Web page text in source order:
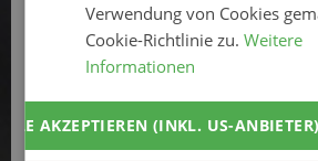
Anzahl der Erwachsenen*
Verwendung von Cookies
Cookie-Richtlinie zu.Weitere
Informationen
AKZEPTIEREN (INKL. US-ANBIETER)